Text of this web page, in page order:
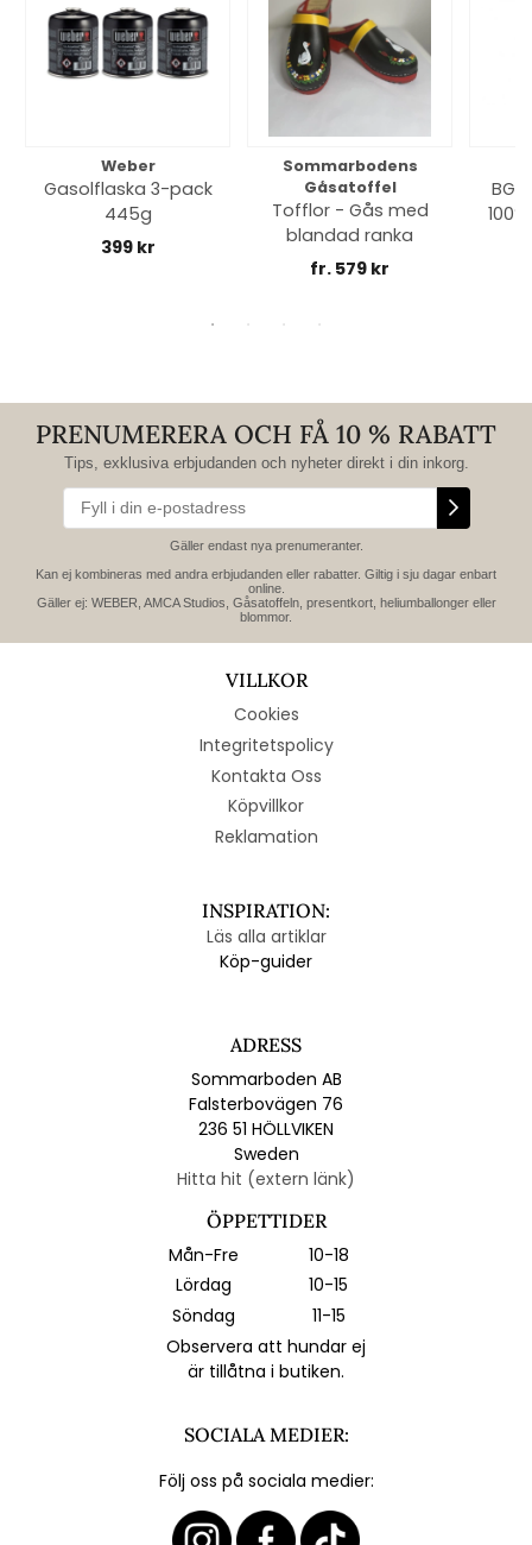
Weber
Gasolflaska 3-pack
445g
399 kr
Sommarbodens
Gåsatoffel
Tofflor - Gås med
blandad ranka
fr. 579 kr
PRENUMERERA OCH FÅ 10 % RABATT
Tips, exklusiva erbjudanden och nyheter direkt i din inkorg.
Gäller endast nya prenumeranter.
Kan ej kombineras med andra erbjudanden eller rabatter. Giltig i sju dagar enbart
online.
Gäller ej: WEBER, AMCA Studios, Gåsatoffeln, presentkort, heliumballonger eller
blommor.
VILLKOR
Cookies
Integritetspolicy
Kontakta Oss
Köpvillkor
Reklamation
INSPIRATION:
Läs alla artiklar
Köp-guider
ADRESS
Sommarboden AB
Falsterbovägen 76
236 51 HÖLLVIKEN
Sweden
Hitta hit (extern länk)
ÖPPETTIDER
Mån-Fre
10-18
Lördag
10-15
Söndag
11-15
Observera att hundar ej
är tillåtna i butiken.
SOCIALA MEDIER:
Följ oss på sociala medier: